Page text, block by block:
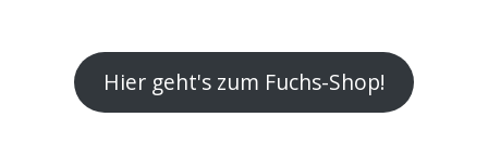
Hier geht's zum Fuchs-Shop!